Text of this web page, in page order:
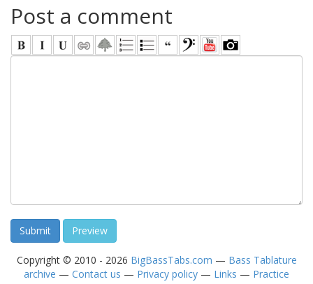
Post a comment
Copyright © 2010 - 2026 BigBassTabs.com — Bass Tablature
archive — Contact us — Privacy policy — Links — Practice